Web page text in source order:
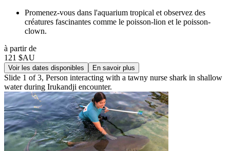
Promenez-vous dans l'aquarium tropical et observez des
créatures fascinantes comme le poisson-lion et le poisson-
clown.
à partir de
121 $AU
Voir les dates disponibles En savoir plus
Slide 1 of 3, Person interacting with a tawny nurse shark in shallow
water during Irukandji encounter.